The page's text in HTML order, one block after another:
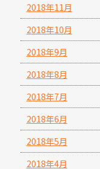
2018年11月
2018年10月
2018年9月
2018年8月
2018年7月
2018年6月
2018年5月
2018年4月